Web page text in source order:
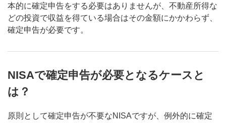
本的に確定申告をする必要はありませんが、不動産所得な
どの投資で収益を得ている場合はその金額にかかわらず、
確定申告が必要です。
NISAで確定申告が必要となるケースと
は？
原則として確定申告が不要なNISAですが、例外的に確定